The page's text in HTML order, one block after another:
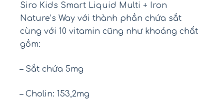
Siro Kids Smart Liquid Multi + Iron
Nature’s Way với thành phần chứa sắt
cùng với 10 vitamin cũng như khoáng chất
gồm:
– Sắt chứa 5mg
– Cholin: 153,2mg